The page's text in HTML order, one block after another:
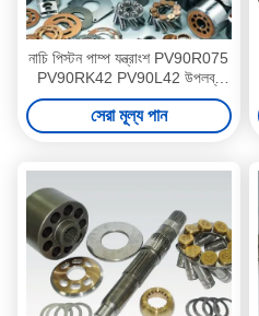
নাচি পিস্টন পাম্প যন্ত্রাংশ PV90R075
PV90RK42 PV90L42 উপলব্ধ
ISO শংসাপত্র
সেরা মূল্য পান